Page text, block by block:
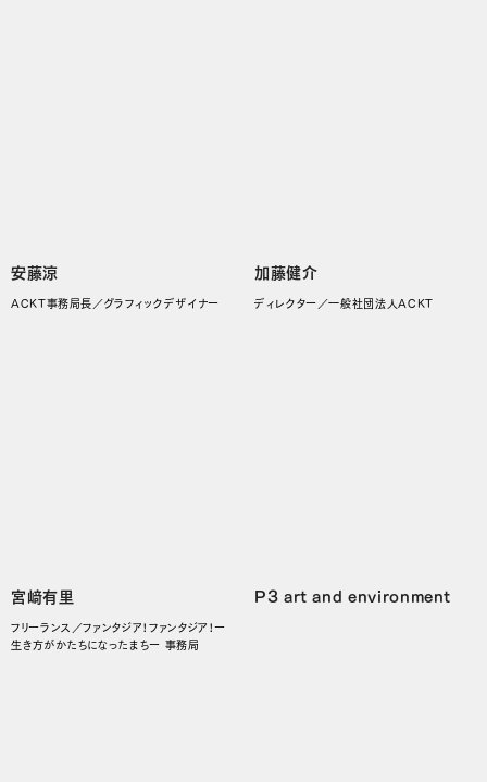
安藤涼
ACKT事務局長／グラフィックデザイナー
加藤健介
ディレクター／一般社団法人ACKT
宮﨑有里
フリーランス／ファンタジア！ファンタジア！ー
生き方がかたちになったまちー 事務局
P3 art and environment